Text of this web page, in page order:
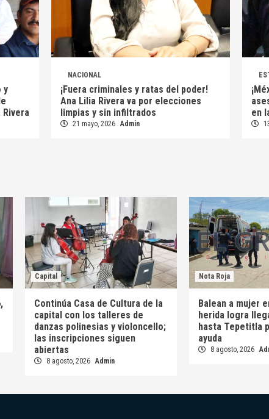
y
Rivera
NACIONAL
¡Fuera criminales y ratas del poder!
Ana Lilia Rivera va por elecciones
limpias y sin infiltrados
21 mayo, 2026 Admin
en
Capital
Continúa Casa de Cultura de la
capital con los talleres de
danzas polinesias y violoncello;
las inscripciones siguen
abiertas
8 agosto, 2026 Admin
Nota Roja
Balean a mujer
herida logra
hasta Tepetitla
ayuda
8 agosto, 2026